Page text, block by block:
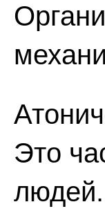
Это
людей.